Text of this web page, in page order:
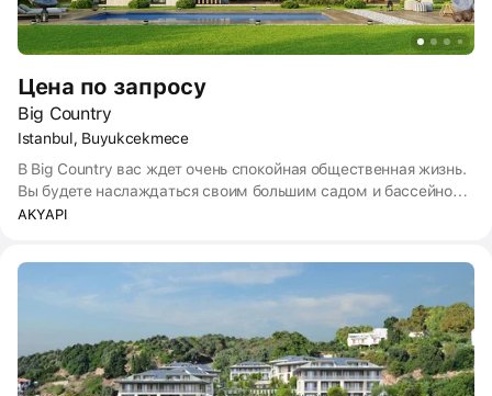
Цена по запросу
Big Country
Istanbul, Buyukcekmece
В Big Country вас ждет очень спокойная общественная жизнь.
Вы будете наслаждаться своим большим садом и бассейном,
постоянно наслаждаясь видом на море и озеро. С другой
полем, крытым бассейном, детскими игровыми площадками,
рабочими зонами и зоной кофе-лаунжа.
AKYAPI